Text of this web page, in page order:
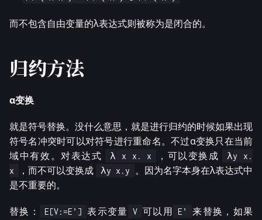
而不包含自由变量的λ表达式则被称为是闭合的。
归约方法
α变换
就是符号替换。没什么意思，就是进行归约的时候如果出现
符号名冲突时可以对符号进行重命名。不过α变换只在当前
域中有效。对表达式
λ x x. x ，可以变换成
λy x.
x
，而不可以变换成 λy x.y
。因为名字本身在λ表达式中
是不重要的。
替换： E[V:=E'] 表示变量 V 可以用 E'
来替换，如果